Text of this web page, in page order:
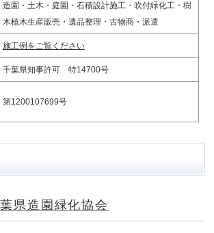
造園・土木・庭園・石積設計施工・吹付緑化工・樹
木植木生産販売・遺品整理・古物商・派遣
施工例をご覧ください
千葉県知事許可 特14700号
第1200107699号
千葉県造園緑化協会